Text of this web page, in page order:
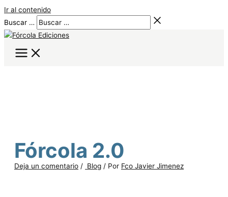
Ir al contenido
Buscar …
Fórcola 2.0
Deja un comentario / Blog / Por Fco Javier Jimenez